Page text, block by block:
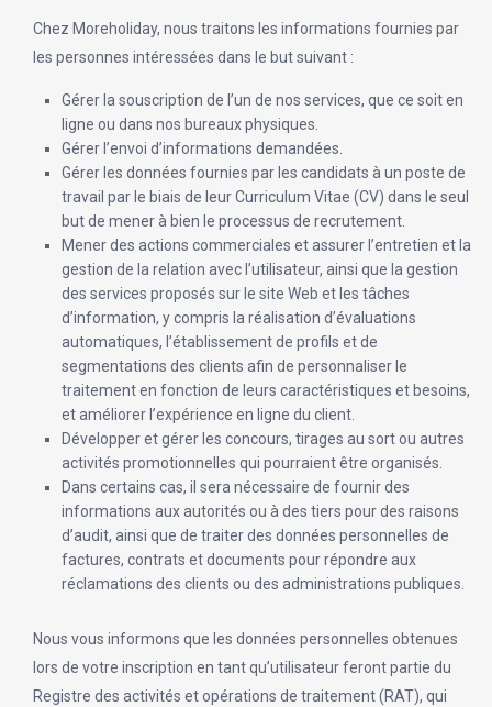
Chez Moreholiday, nous traitons les informations fournies par
les personnes intéressées dans le but suivant :
Gérer la souscription de l’un de nos services, que ce soit en
ligne ou dans nos bureaux physiques.
Gérer l’envoi d’informations demandées.
Gérer les données fournies par les candidats à un poste de
travail par le biais de leur Curriculum Vitae (CV) dans le seul
but de mener à bien le processus de recrutement.
Mener des actions commerciales et assurer l’entretien et la
gestion de la relation avec l’utilisateur, ainsi que la gestion
des services proposés sur le site Web et les tâches
d’information, y compris la réalisation d’évaluations
automatiques, l’établissement de profils et de
segmentations des clients afin de personnaliser le
traitement en fonction de leurs caractéristiques et besoins,
et améliorer l’expérience en ligne du client.
Développer et gérer les concours, tirages au sort ou autres
activités promotionnelles qui pourraient être organisés.
Dans certains cas, il sera nécessaire de fournir des
informations aux autorités ou à des tiers pour des raisons
d’audit, ainsi que de traiter des données personnelles de
factures, contrats et documents pour répondre aux
réclamations des clients ou des administrations publiques.
Nous vous informons que les données personnelles obtenues
lors de votre inscription en tant qu’utilisateur feront partie du
Registre des activités et opérations de traitement (RAT), qui